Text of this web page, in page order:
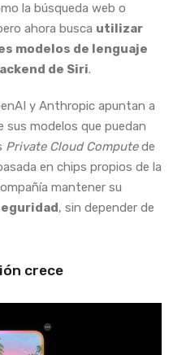
la búsqueda web o
ahora busca utilizar
modelos de lenguaje
de Siri.
y Anthropic apuntan a
sus modelos que puedan
Private Cloud Computede
en chips propios de la
mantener su
, sin depender de
crece